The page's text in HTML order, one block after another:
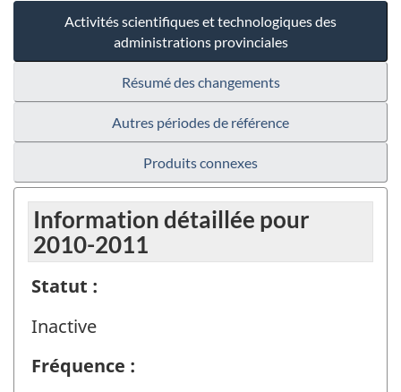
Activités scientifiques et technologiques des
administrations provinciales
Résumé des changements
Autres périodes de référence
Produits connexes
Information détaillée pour
2010-2011
Statut :
Inactive
Fréquence :